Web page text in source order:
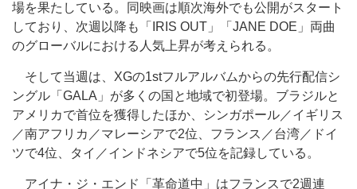
場を果たしている。同映画は順次海外でも公開がスタート
しており、次週以降も「IRIS OUT」「JANE DOE」両曲
のグローバルにおける人気上昇が考えられる。
そして当週は、XGの1stフルアルバムからの先行配信シ
ングル「GALA」が多くの国と地域で初登場。ブラジルと
アメリカで首位を獲得したほか、シンガポール／イギリス
／南アフリカ／マレーシアで2位、フランス／台湾／ドイ
ツで4位、タイ／インドネシアで5位を記録している。
アイナ・ジ・エンド「革命道中」はフランスで2週連